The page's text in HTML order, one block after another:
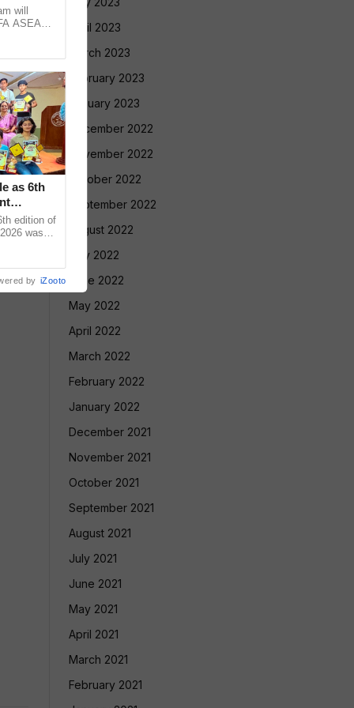
April 2023
March 2023
February 2023
January 2023
December 2022
November 2022
October 2022
September 2022
August 2022
July 2022
June 2022
May 2022
April 2022
March 2022
February 2022
January 2022
December 2021
November 2021
October 2021
September 2021
August 2021
July 2021
June 2021
May 2021
April 2021
March 2021
February 2021
will
ASEAN
as 6th
edition of
was
by iZooto